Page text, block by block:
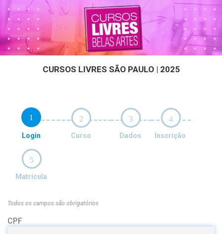
CURSOS LIVRES SÃO PAULO | 2025
1
Login
2
Curso
3
Dados
4
Inscrição
5
Matrícula
Todos os campos são obrigatórios
CPF